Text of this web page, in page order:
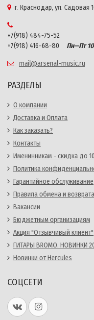
г. Краснодар, ул. Садовая
+7(918) 484-75-52
+7(918) 416-68-80
Пн—Пт
mail@arsenal-music.ru
РАЗДЕЛЫ
О компании
Доставка и Оплата
Как заказать?
Контакты
Именинникам - скидка до
Политика
Гарантийное обслуживание
Правила обмена и возврата
Вакансии
Бюджетным организациям
Акция "Отзывчивый клиент"
ГИТАРЫ BROMO. НОВИНКИ
Новинки от Hercules
СОЦСЕТИ